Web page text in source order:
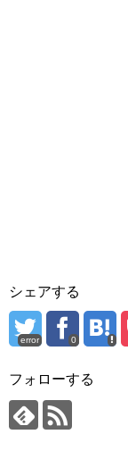
シェアする
error 0
フォローする